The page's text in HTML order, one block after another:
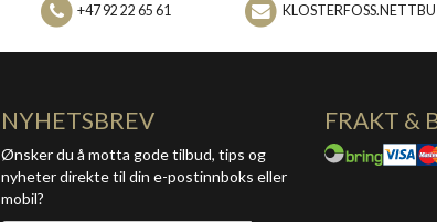
+47 92 22 65 61
NYHETSBREV
Ønsker du å motta gode tilbud, tips og
nyheter direkte til din e-postinnboks eller
mobil?
FRAKT &